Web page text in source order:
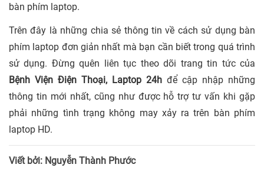
bàn phím laptop.
Trên đây là những chia sẻ thông tin về cách sử dụng bàn
phím laptop đơn giản nhất mà bạn cần biết trong quá trình
sử dụng. Đừng quên liên tục theo dõi trang tin tức của
Bệnh Viện Điện Thoại, Laptop 24h để cập nhập những
thông tin mới nhất, cũng như được hỗ trợ tư vấn khi gặp
phải những tình trạng không may xảy ra trên bàn phím
laptop HD.
Viết bởi: Nguyễn Thành Phước